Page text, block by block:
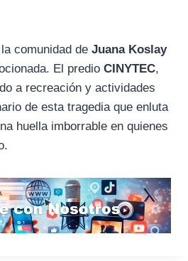
comunidad de Juana Koslay
El predio CINYTEC,
a recreación y actividades
de esta tragedia que enluta
huella imborrable en quienes